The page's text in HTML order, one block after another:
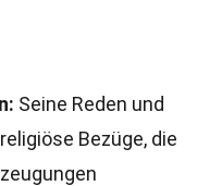
Seine Reden und
Bezüge, die